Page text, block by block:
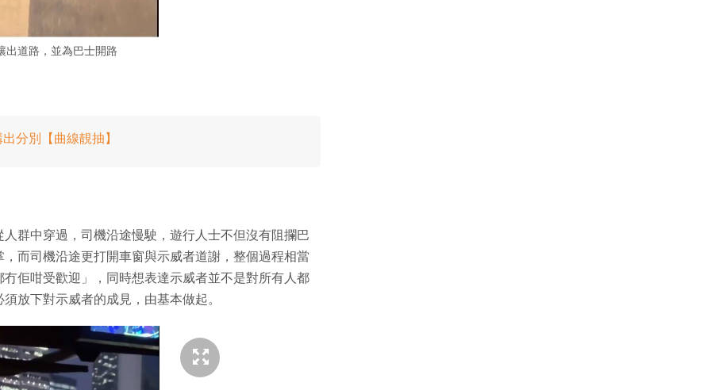
出道路，並為巴士開路
分別【曲線靚抽】
群中穿過，司機沿途慢駛，遊行人士不但沒有阻攔巴
而司機沿途更打開車窗與示威者道謝，整個過程相當
佢咁受歡迎」，同時想表達示威者並不是對所有人都
放下對示威者的成見，由基本做起。